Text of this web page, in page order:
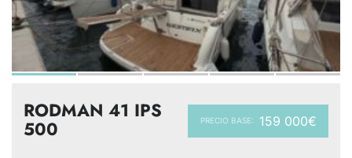
PRECIO BASE: 159 000€
RODMAN 41 IPS
500